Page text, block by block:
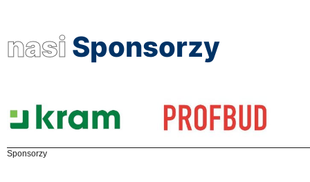
nasi Sponsorzy
Sponsorzy